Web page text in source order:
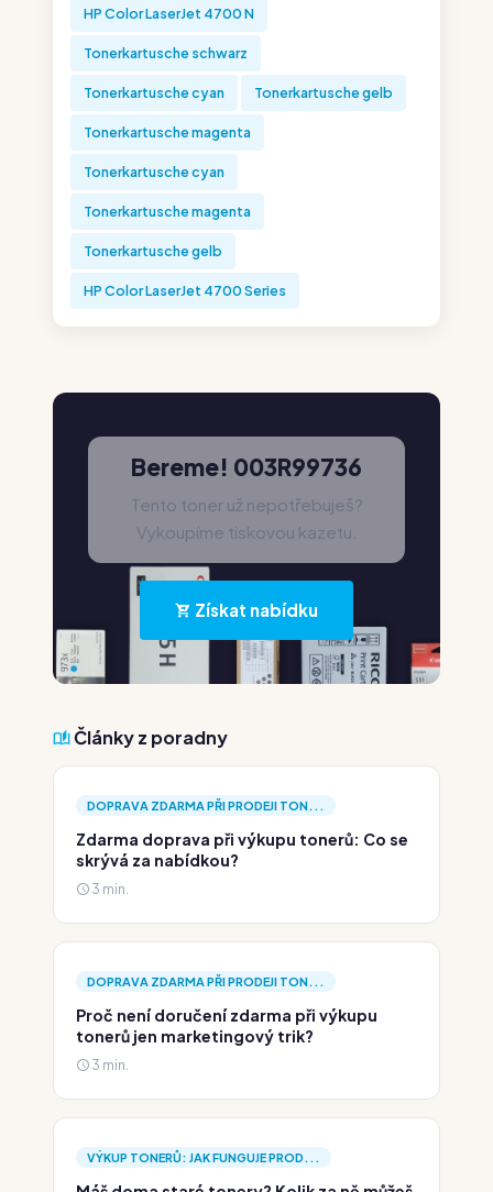
HP Color LaserJet 4700 N
Tonerkartusche schwarz
Tonerkartusche cyan Tonerkartusche gelb
Tonerkartusche magenta
Tonerkartusche cyan
Tonerkartusche magenta
Tonerkartusche gelb
HP Color LaserJet 4700 Series
Bereme! 003R99736
Tento toner už nepotřebuješ?
Vykoupíme tiskovou kazetu.
Získat nabídku
Články z poradny
DOPRAVA ZDARMA PŘI PRODEJI TON...
Zdarma doprava při výkupu tonerů: Co se
skrývá za nabídkou?
3 min.
DOPRAVA ZDARMA PŘI PRODEJI TON...
Proč není doručení zdarma při výkupu
tonerů jen marketingový trik?
3 min.
VÝKUP TONERŮ: JAK FUNGUJE PROD...